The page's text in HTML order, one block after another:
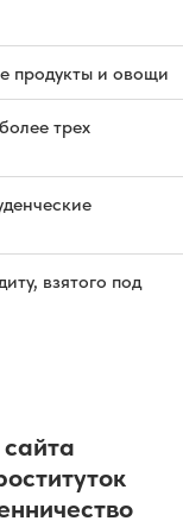
продукты и овощи
трех
взятого под